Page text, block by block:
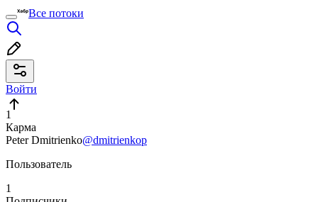
Все потоки
Войти
1
Карма
Peter Dmitrienko@dmitrienkop
Пользователь
1